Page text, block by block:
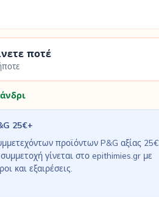
ποτέ
25€+
προϊόντων P&G αξίας 25€
γίνεται στο epithimies.gr με
και εξαιρέσεις.